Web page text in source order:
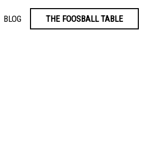
BLOG THE FOOSBALL TABLE